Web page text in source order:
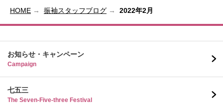
HOME 振袖スタッフブログ 2022年2月
お知らせ・キャンペーン
Campaign
七五三
The Seven-Five-three Festival